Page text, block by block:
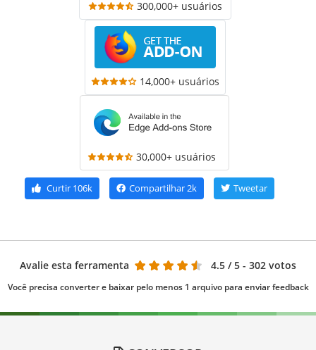
300,000+ usuários
14,000+ usuários
30,000+ usuários
Curtir 106k Compartilhar2k Tweetar
Avalie esta ferramenta 4.5 / 5 - 302 votos
Você precisa converter e baixar pelo menos 1 arquivo para enviar feedback